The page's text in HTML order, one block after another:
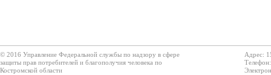
© 2016 Управление Федеральной службы по надзору в сфере
защиты прав потребителей и благополучия человека по
Костромской области
Адрес: